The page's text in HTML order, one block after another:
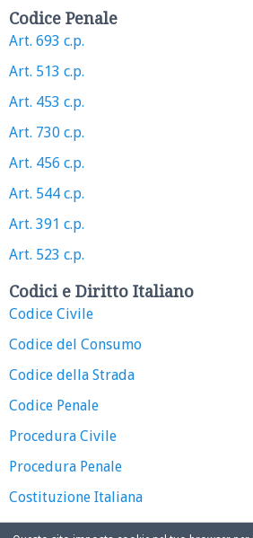
Codice Penale
Art. 693 c.p.
Art. 513 c.p.
Art. 453 c.p.
Art. 730 c.p.
Art. 456 c.p.
Art. 544 c.p.
Art. 391 c.p.
Art. 523 c.p.
Codici e Diritto Italiano
Codice Civile
Codice del Consumo
Codice della Strada
Codice Penale
Procedura Civile
Procedura Penale
Costituzione Italiana